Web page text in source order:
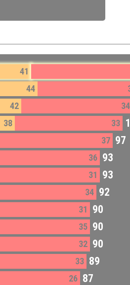
41
44
42 34
38 33
37 97
36 93
31 93
34 92
31 90
35 90
32 90
33 89
26 87